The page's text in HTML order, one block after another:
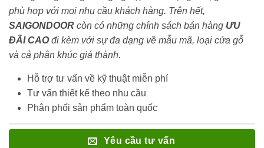
phù hợp với mọi nhu cầu khách hàng. Trên hết,
SAIGONDOOR còn có những chính sách bán hàng ƯU
ĐÃI CAOđi kèm với sự đa dạng về mẫu mã, loại cửa gỗ
và cả phân khúc giá thành.
Hỗ trợ tư vấn về kỹ thuật miễn phí
Tư vấn thiết kế theo nhu cầu
Phân phối sản phẩm toàn quốc
Yêu cầu tư vấn